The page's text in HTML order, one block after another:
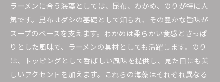
栄養価向上を目指したレシピ提案
海藻の食感がラーメンをさらに美味しくする秘密
海藻の食感がもたらす満足感
ラーメンの麺との食感の相性
異なる食感を楽しむための海藻選び
ラーメンに合う海藻としては、昆布、わかめ、のりが特に人
気です。昆布はダシの基礎として知られ、その豊かな旨味が
スープのベースを支えます。わかめは柔らかい食感とさっぱ
りとした風味で、ラーメンの具材としても活躍します。のり
は、トッピングとして香ばしい風味を提供し、見た目にも美
しいアクセントを加えます。これらの海藻はそれぞれ異なる